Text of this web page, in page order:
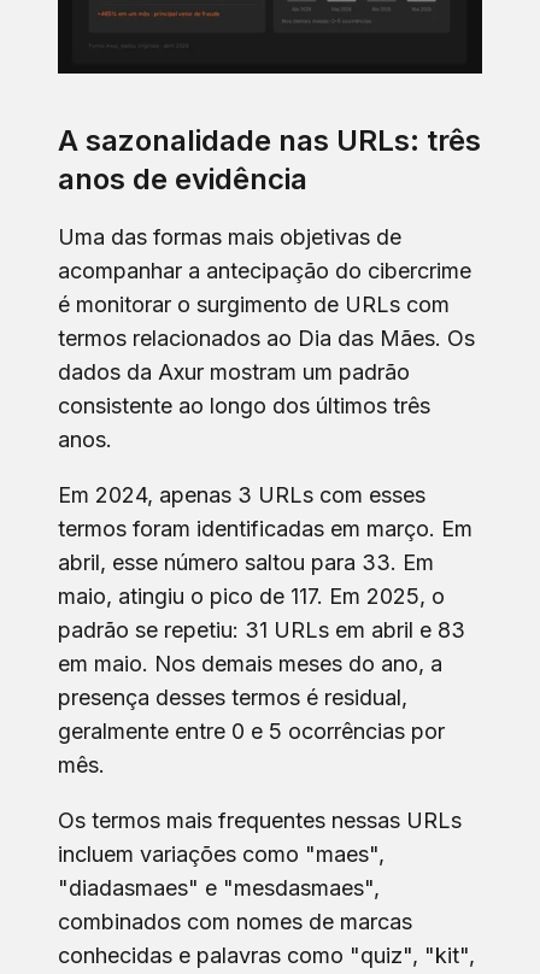
A sazonalidade nas URLs: três
anos de evidência
Uma das formas mais objetivas de
acompanhar a antecipação do cibercrime
é monitorar o surgimento de URLs com
termos relacionados ao Dia das Mães. Os
dados da Axur mostram um padrão
consistente ao longo dos últimos três
anos.
Em 2024, apenas 3 URLs com esses
termos foram identificadas em março. Em
abril, esse número saltou para 33. Em
maio, atingiu o pico de 117. Em 2025, o
padrão se repetiu: 31 URLs em abril e 83
em maio. Nos demais meses do ano, a
presença desses termos é residual,
geralmente entre 0 e 5 ocorrências por
mês.
Os termos mais frequentes nessas URLs
incluem variações como "maes",
"diadasmaes" e "mesdasmaes",
combinados com nomes de marcas
conhecidas e palavras como "quiz", "kit",